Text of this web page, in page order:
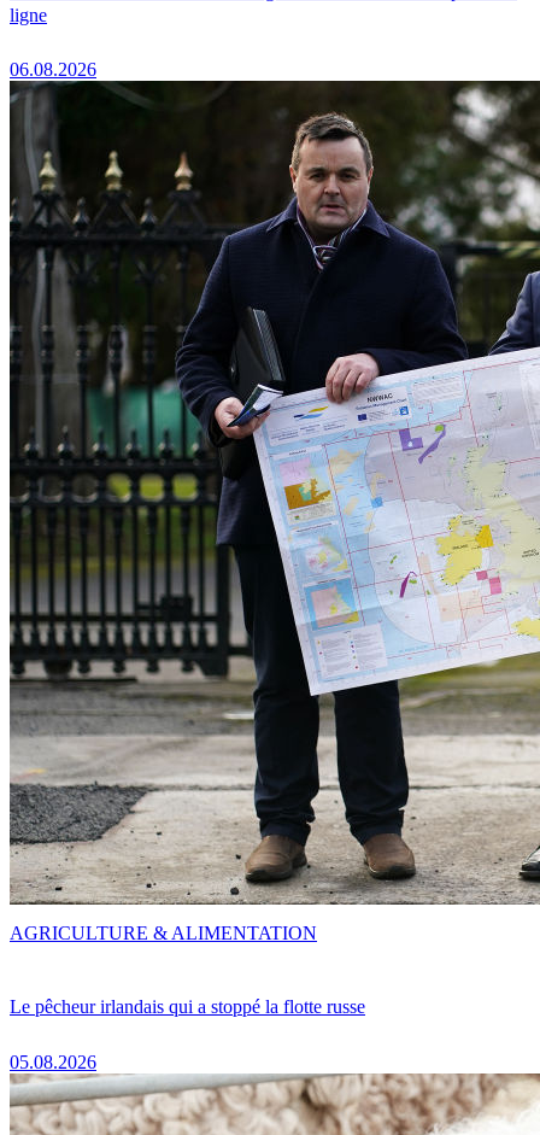
ligne
06.08.2026
Le pêcheur irlandais qui a stoppé la flotte russe
05.08.2026
AGRICULTURE & ALIMENTATION